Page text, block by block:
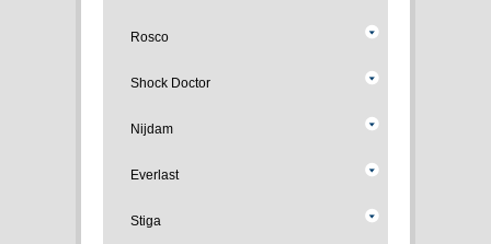
Rosco
Shock Doctor
Nijdam
Everlast
Stiga